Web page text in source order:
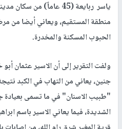
ياسر ربايعة (45 عاماً) من سكان مدينة بيت لحم من
منطقة المستقيم، ويعاني أيضا من
الحبوب المسكنة والمخدرة.
جنين، يعاني من التهاب في الكبد
"طبيب الاسنان" في ما تسمى بعيادة